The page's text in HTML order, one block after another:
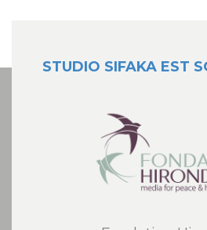
STUDIO SIFAKA EST